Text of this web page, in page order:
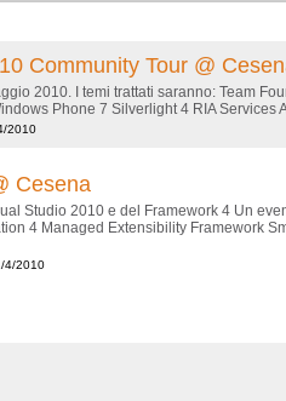
Community Tour @
2010. I temi trattati saranno: Team
Phone 7 Silverlight 4 RIA Services
2010
Cesena
Studio 2010 e del Framework 4 Un
4 Managed Extensibility Framework
4/2010